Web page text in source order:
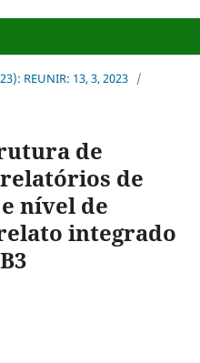
REUNIR: 13, 3, 2023 /
de
de
nível de
integrado